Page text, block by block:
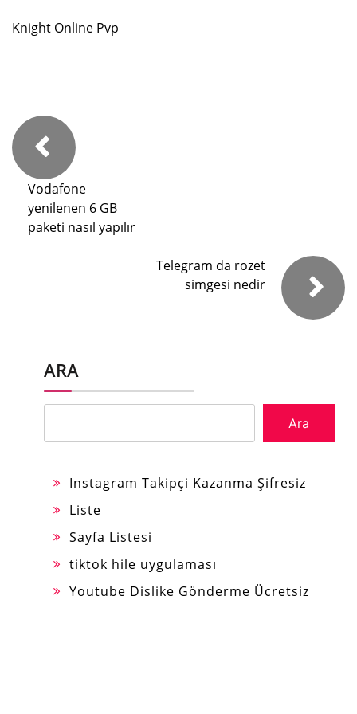
Knight Online Pvp
Vodafone
yenilenen 6 GB
paketi nasıl yapılır
Telegram da rozet
simgesi nedir
ARA
Ara
Instagram Takipçi Kazanma Şifresiz
Liste
Sayfa Listesi
tiktok hile uygulaması
Youtube Dislike Gönderme Ücretsiz